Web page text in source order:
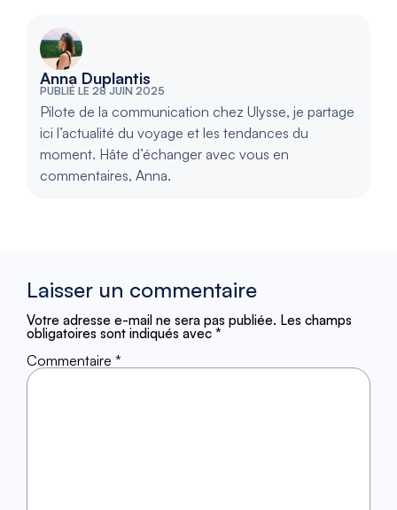
Anna Duplantis
PUBLIÉ LE 28 JUIN 2025
Pilote de la communication chez Ulysse, je partage
ici l’actualité du voyage et les tendances du
moment. Hâte d’échanger avec vous en
commentaires, Anna.
Laisser un commentaire
Votre adresse e-mail ne sera pas publiée. Les champs
obligatoires sont indiqués avec *
Commentaire *